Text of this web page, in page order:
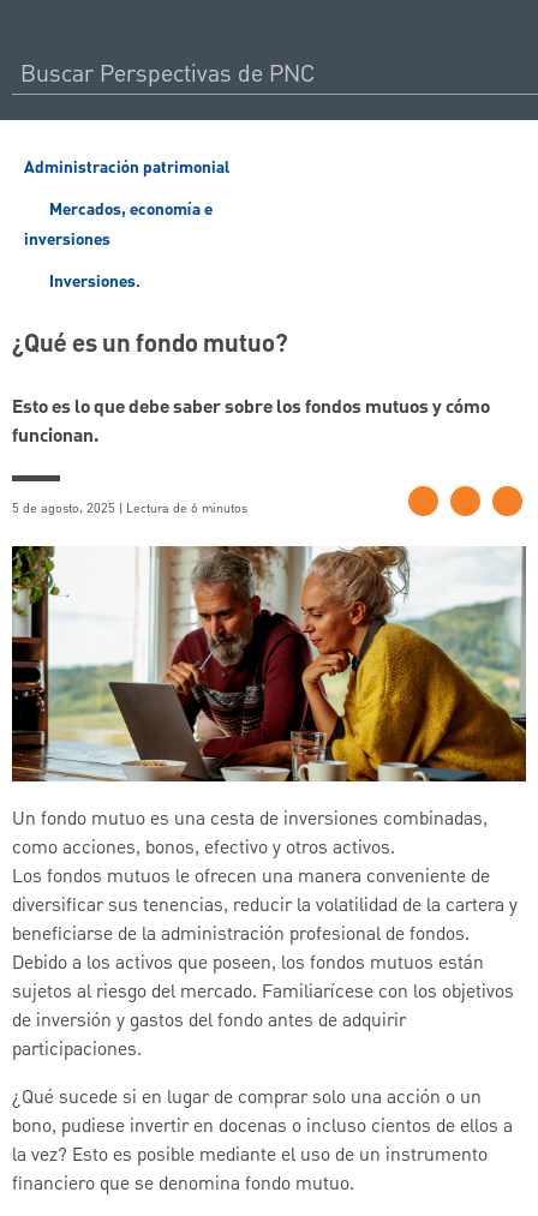
Administración patrimonial
Mercados, economía e
inversiones
Inversiones.
¿Qué es un fondo mutuo?
Esto es lo que debe saber sobre los fondos mutuos y cómo
funcionan.
5 de agosto, 2025 | Lectura de 6 minutos
Un fondo mutuo es una cesta de inversiones combinadas,
como acciones, bonos, efectivo y otros activos.
Los fondos mutuos le ofrecen una manera conveniente de
diversificar sus tenencias, reducir la volatilidad de la cartera y
beneficiarse de la administración profesional de fondos.
Debido a los activos que poseen, los fondos mutuos están
sujetos al riesgo del mercado. Familiarícese con los objetivos
de inversión y gastos del fondo antes de adquirir
participaciones.
¿Qué sucede si en lugar de comprar solo una acción o un
bono, pudiese invertir en docenas o incluso cientos de ellos a
la vez? Esto es posible mediante el uso de un instrumento
financiero que se denomina fondo mutuo.